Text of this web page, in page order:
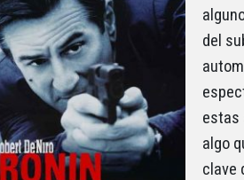
del
estas
algo
clave